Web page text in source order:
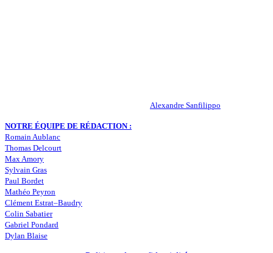
Alexandre Sanfilippo
NOTRE ÉQUIPE DE RÉDACTION :
Romain Aublanc
Thomas Delcourt
Max Amory
Sylvain Gras
Paul Bordet
Mathéo Peyron
Clément Estrat–Baudry
Colin Sabatier
Gabriel Pondard
Dylan Blaise